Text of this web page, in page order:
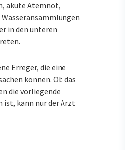
akute Atemnot,
in den unteren
Erreger, die eine
können. Ob das
die vorliegende
ist, kann nur der Arzt